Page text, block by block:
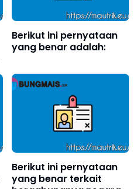
Berikut ini pernyataan
yang benar adalah:
Berikut ini pernyataan
yang benar terkait